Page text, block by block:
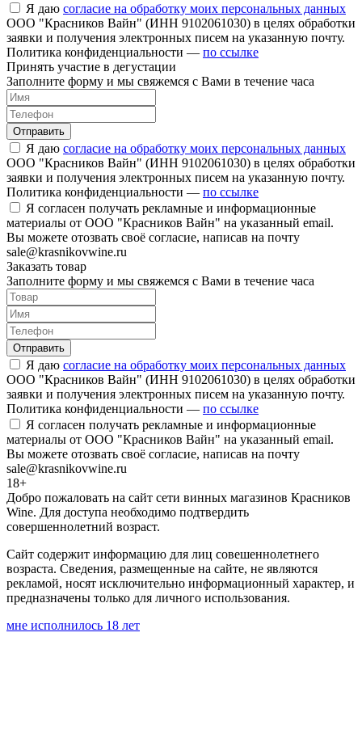
Я даю согласие на обработку моих персональных данных
ООО "Красников Вайн" (ИНН 9102061030) в целях обработки
заявки и получения электронных писем на указанную почту.
Политика конфиденциальности — по ссылке
Принять участие в дегустации
Заполните форму и мы свяжемся с Вами в течение часа
Отправить
Я даю согласие на обработку моих персональных данных
ООО "Красников Вайн" (ИНН 9102061030) в целях обработки
заявки и получения электронных писем на указанную почту.
Политика конфиденциальности — по ссылке
Я согласен получать рекламные и информационные
материалы от ООО "Красников Вайн" на указанный email.
Вы можете отозвать своё согласие, написав на почту
sale@krasnikovwine.ru
Заказать товар
Заполните форму и мы свяжемся с Вами в течение часа
Отправить
Я даю согласие на обработку моих персональных данных
ООО "Красников Вайн" (ИНН 9102061030) в целях обработки
заявки и получения электронных писем на указанную почту.
Политика конфиденциальности — по ссылке
Я согласен получать рекламные и информационные
материалы от ООО "Красников Вайн" на указанный email.
Вы можете отозвать своё согласие, написав на почту
sale@krasnikovwine.ru
18+
Добро пожаловать на сайт сети винных магазинов Красников
Wine. Для доступа необходимо подтвердить
совершеннолетний возраст.
Сайт содержит информацию для лиц совешеннолетнего
возраста. Сведения, размещенные на сайте, не являются
рекламой, носят исключительно информационный характер, и
предназначены только для личного использования.
мне исполнилось 18 лет